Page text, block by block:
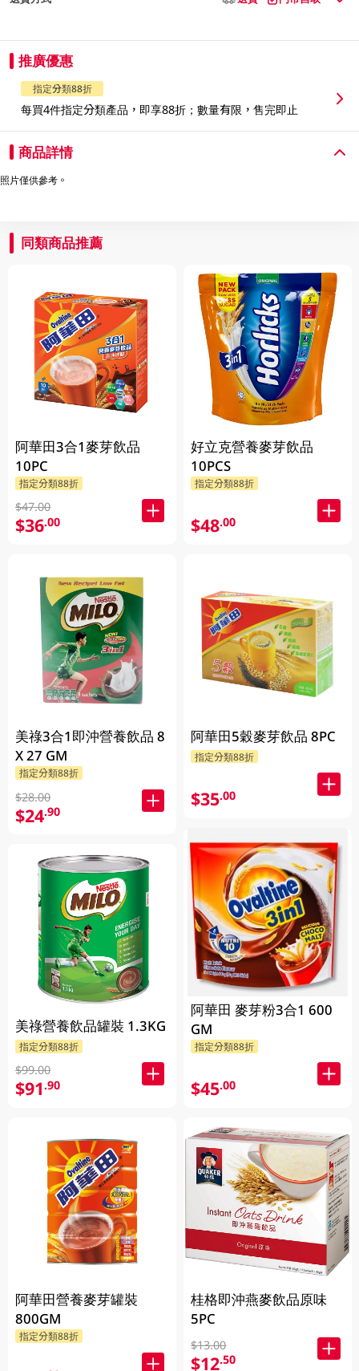
推廣優惠
指定分類88折
每買4件指定分類產品，即享88折；數量有限，售完即止
商品詳情
照片僅供參考。
同類商品推薦
阿華田3合1麥芽飲品
10PC
指定分類88折
$47.00
$36.00
美祿3合1即沖營養飲品 8
X 27 GM
指定分類88折
$28.00
$24.90
美祿營養飲品罐裝 1.3KG
指定分類88折
$99.00
$91.90
阿華田營養麥芽罐裝
800GM
指定分類88折
好立克營養麥芽飲品
10PCS
指定分類88折
$48.00
阿華田5穀麥芽飲品 8PC
指定分類88折
$35.00
阿華田 麥芽粉3合1 600
GM
指定分類88折
$45.00
桂格即沖燕麥飲品原味
5PC
$13.00
$12.50